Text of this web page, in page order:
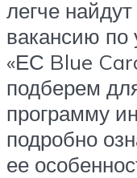
легче
вакансию по
«ЕС Blue
подберем
программу
подробно
ее